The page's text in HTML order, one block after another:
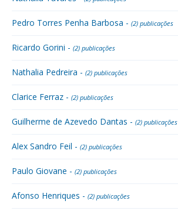
Pedro Torres Penha Barbosa - (2) publicações
Ricardo Gorini - (2) publicações
Nathalia Pedreira - (2) publicações
Clarice Ferraz - (2) publicações
Guilherme de Azevedo Dantas - (2) publicações
Alex Sandro Feil - (2) publicações
Paulo Giovane - (2) publicações
Afonso Henriques - (2) publicações